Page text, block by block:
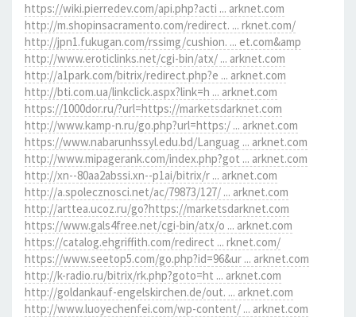
https://wiki.pierredev.com/api.php?acti ... arknet.com
http://m.shopinsacramento.com/redirect. ... rknet.com/
http://jpn1.fukugan.com/rssimg/cushion. ... et.com&amp
http://www.eroticlinks.net/cgi-bin/atx/ ... arknet.com
http://a1park.com/bitrix/redirect.php?e ... arknet.com
http://bti.com.ua/linkclick.aspx?link=h ... arknet.com
https://1000dor.ru/?url=https://marketsdarknet.com
http://www.kamp-n.ru/go.php?url=https:/ ... arknet.com
https://www.nabarunhssyl.edu.bd/Languag ... arknet.com
http://www.mipagerank.com/index.php?got ... arknet.com
http://xn--80aa2abssi.xn--p1ai/bitrix/r ... arknet.com
http://a.spolecznosci.net/ac/79873/127/ ... arknet.com
http://arttea.ucoz.ru/go?https://marketsdarknet.com
https://www.gals4free.net/cgi-bin/atx/o ... arknet.com
https://catalog.ehgriffith.com/redirect ... rknet.com/
https://www.seetop5.com/go.php?id=96&ur ... arknet.com
http://k-radio.ru/bitrix/rk.php?goto=ht ... arknet.com
http://goldankauf-engelskirchen.de/out. ... arknet.com
http://www.luoyechenfei.com/wp-content/ ... arknet.com